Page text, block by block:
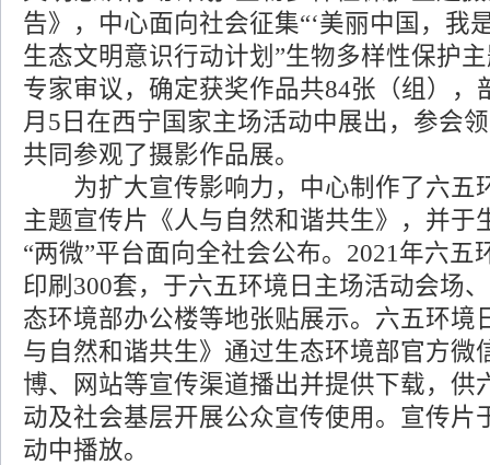
告》，中心面向社会征集“‘美丽中国，我
生态文明意识行动计划”生物多样性保护
专家审议，确定获奖作品共84张（组），
月5日在西宁国家主场活动中展出，参会
共同参观了摄影作品展。
为扩大宣传影响力，中心制作了六五
主题宣传片《人与自然和谐共生》，并于
“两微”平台面向全社会公布。2021年六五
印刷300套，于六五环境日主场活动会场
态环境部办公楼等地张贴展示。六五环境
与自然和谐共生》通过生态环境部官方微
博、网站等宣传渠道播出并提供下载，供
动及社会基层开展公众宣传使用。宣传片
动中播放。